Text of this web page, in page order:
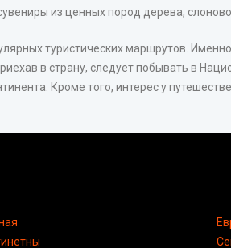
из ценных пород дерева,
туристических маршрутов.
в страну, следует побывать в
Кроме того, интерес у